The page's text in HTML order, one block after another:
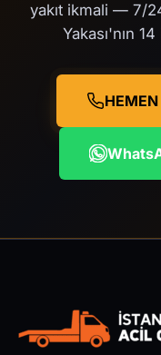
yakıt ikmali — 7/
Yakası'nın